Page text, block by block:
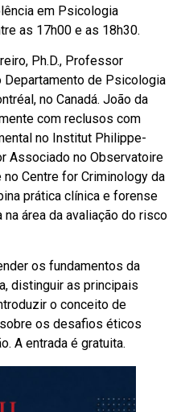
em Psicologia
as 17h00 e as 18h30.
Ph.D., Professor
de Psicologia
no Canadá. João da
com reclusos com
no Institut Philippe-
Associado no Observatoire
Centre for Criminology da
prática clínica e forense
área da avaliação do risco
os fundamentos da
distinguir as principais
o conceito de
os desafios éticos
A entrada é gratuita.